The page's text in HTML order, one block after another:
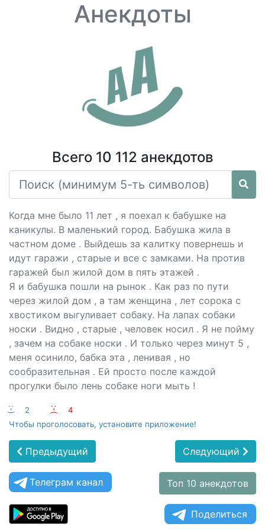
Анекдоты
Всего 10 112 анекдотов
Когда мне было 11 лет , я поехал к бабушке на
каникулы. В маленький город. Бабушка жила в
частном доме . Выйдешь за калитку повернешь и
идут гаражи , старые и все с замками. На против
гаражей был жилой дом в пять этажей .
Я и бабушка пошли на рынок . Как раз по пути
через жилой дом , а там женщина , лет сорока с
хвостиком выгуливает собаку. На лапах собаки
носки . Видно , старые , человек носил . Я не пойму
, зачем на собаке носки . И только через минут 5 ,
меня осинило, бабка эта , ленивая , но
сообразительная . Ей просто после каждой
прогулки было лень собаке ноги мыть !
:-) 2 :-(
4
Чтобы проголосовать, установите приложение!
Предыдущий Следующий
Телеграм канал Топ 10 анекдотов
Поделиться